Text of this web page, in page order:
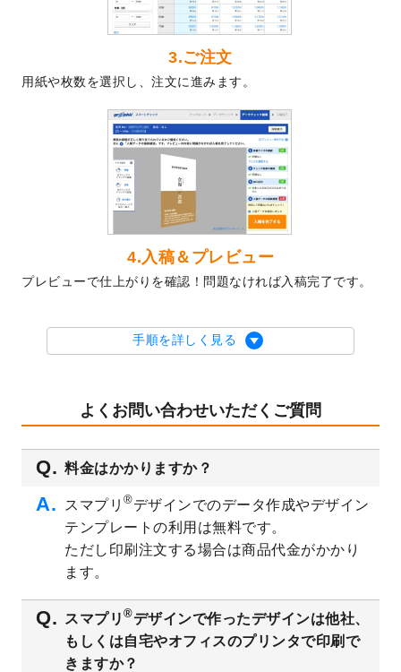
DMのデザインテンプレートを追加しまし
た。
【新商品】ステッカー
なりました！
2024年版4月始まりのカレンダーデザイン
テンプレートを公開いたしました。
2024年辰年の年賀ポスターデザインテンプ
レート
を公開いたしました。
箔押し年賀状のデザインテンプレート
開いたしました。
クリアファイル、封筒、うちわにてオリジ
ナルデザインで作成できるようになりまし
た！
を公開いたしました。
2023/9/1
2024年版1月始まりのカレンダーデザイン
オリジナルサイズ、変型サイズで作成でき
るようになりました！
2023/8/18
チケットのデザインテンプレートを追加し
ました。
2023/8/7
【新商品】チケット
が作成できるようにな
りました！
美容・エステのチラシデザインテンプレー
トを追加しました。
いたしました。
2023/6/12
うちわのデザインテンプレート
を公開いた
しました。
3.ご注文
用紙や枚数を選択し、注文に進みます。
4.入稿＆プレビュー
プレビューで仕上がりを確認！問題なければ入稿完了です。
手順を詳しく見る
よくお問い合わせいただくご質問
料金はかかりますか？
スマプリ ®デザインでのデータ作成やデザイン
テンプレートの利用は無料です。
ただし印刷注文する場合は商品代金がかかり
ます。
スマプリ ®デザインで作ったデザインは他社、
もしくは自宅やオフィスのプリンタで印刷で
きますか？